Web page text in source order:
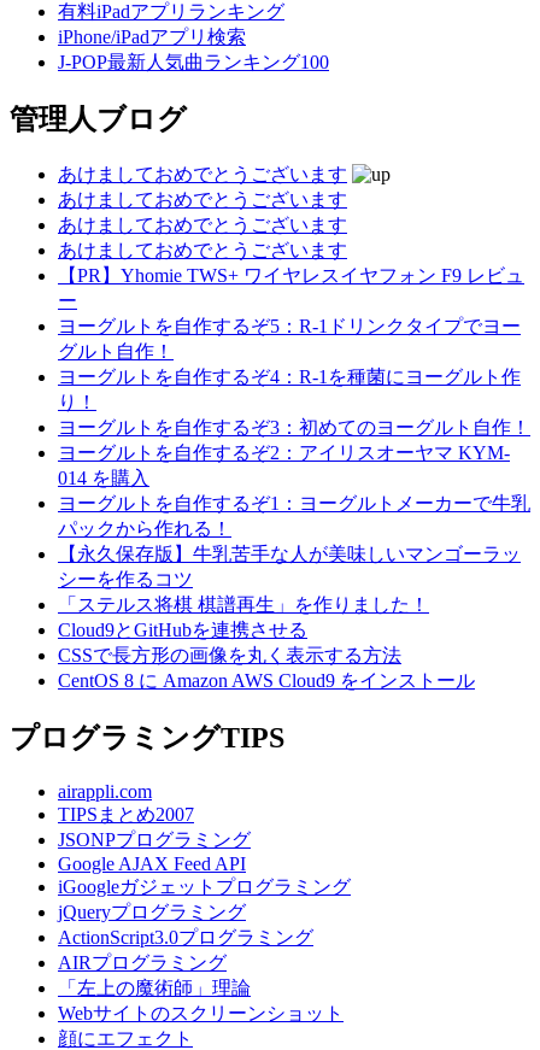
有料iPadアプリランキング
iPhone/iPadアプリ検索
J-POP最新人気曲ランキング100
管理人ブログ
あけましておめでとうございます
あけましておめでとうございます
あけましておめでとうございます
あけましておめでとうございます
【PR】Yhomie TWS+ ワイヤレスイヤフォン F9 レビュ
ー
ヨーグルトを自作するぞ5：R-1ドリンクタイプでヨー
グルト自作！
ヨーグルトを自作するぞ4：R-1を種菌にヨーグルト作
り！
ヨーグルトを自作するぞ3：初めてのヨーグルト自作！
ヨーグルトを自作するぞ2：アイリスオーヤマ KYM-
014 を購入
ヨーグルトを自作するぞ1：ヨーグルトメーカーで牛乳
パックから作れる！
【永久保存版】牛乳苦手な人が美味しいマンゴーラッ
シーを作るコツ
「ステルス将棋 棋譜再生」を作りました！
Cloud9とGitHubを連携させる
CSSで長方形の画像を丸く表示する方法
CentOS 8 に Amazon AWS Cloud9 をインストール
プログラミングTIPS
airappli.com
TIPSまとめ2007
JSONPプログラミング
Google AJAX Feed API
iGoogleガジェットプログラミング
jQueryプログラミング
ActionScript3.0プログラミング
AIRプログラミング
「左上の魔術師」理論
Webサイトのスクリーンショット
顔にエフェクト